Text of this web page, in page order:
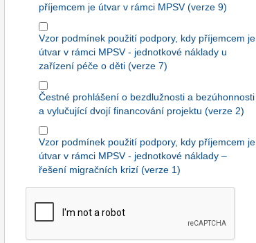
příjemcem je útvar v rámci MPSV (verze 9)
Vzor podmínek použití podpory, kdy příjemcem je
útvar v rámci MPSV - jednotkové náklady u
zařízení péče o děti (verze 7)
Čestné prohlášení o bezdlužnosti a bezúhonnosti
a vylučující dvojí financování projektu (verze 2)
Vzor podmínek použití podpory, kdy příjemcem je
útvar v rámci MPSV - jednotkové náklady –
řešení migračních krizí (verze 1)